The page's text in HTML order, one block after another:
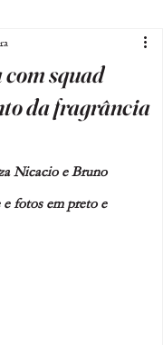
squad
da fragrância
Nicacio e Bruno
fotos em preto e